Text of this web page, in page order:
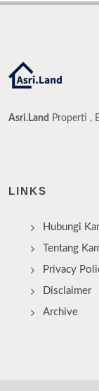
Asri.Land Properti ,
LINKS
Hubungi
Tentang
Privacy
Disclaimer
Archive